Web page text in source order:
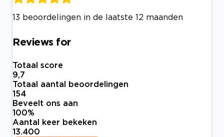
13 beoordelingen in de laatste 12 maanden
Reviews for
Totaal score
9,7
Totaal aantal beoordelingen
154
Beveelt ons aan
100%
Aantal keer bekeken
13.400